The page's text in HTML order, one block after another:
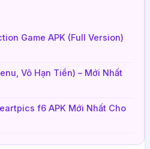
Game APK (Full Version)
Vô Hạn Tiền) – Mới Nhất
f6 APK Mới Nhất Cho